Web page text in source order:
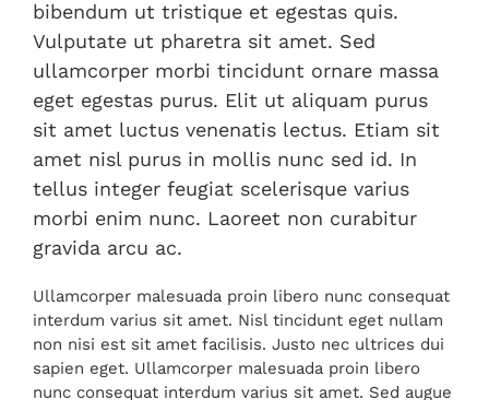
bibendum ut tristique et egestas quis.
Vulputate ut pharetra sit amet. Sed
ullamcorper morbi tincidunt ornare massa
eget egestas purus. Elit ut aliquam purus
sit amet luctus venenatis lectus. Etiam sit
amet nisl purus in mollis nunc sed id. In
tellus integer feugiat scelerisque varius
morbi enim nunc. Laoreet non curabitur
gravida arcu ac.
Ullamcorper malesuada proin libero nunc consequat
interdum varius sit amet. Nisl tincidunt eget nullam
non nisi est sit amet facilisis. Justo nec ultrices dui
sapien eget. Ullamcorper malesuada proin libero
nunc consequat interdum varius sit amet. Sed augue